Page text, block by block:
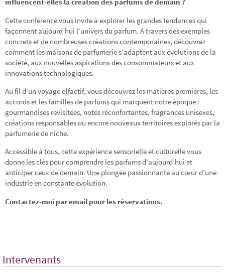
influencent-elles la création des parfums de demain ?
Cette conférence vous invite à explorer les grandes tendances qui
façonnent aujourd’hui l’univers du parfum. À travers des exemples
concrets et de nombreuses créations contemporaines, découvrez
comment les maisons de parfumerie s’adaptent aux évolutions de la
société, aux nouvelles aspirations des consommateurs et aux
innovations technologiques.
Au fil d’un voyage olfactif, vous découvrez les matières premières, les
accords et les familles de parfums qui marquent notre époque :
gourmandises revisitées, notes réconfortantes, fragrances unisexes,
créations responsables ou encore nouveaux territoires explorés par la
parfumerie de niche.
Accessible à tous, cette expérience sensorielle et culturelle vous
donne les clés pour comprendre les parfums d’aujourd’hui et
anticiper ceux de demain. Une plongée passionnante au cœur d’une
industrie en constante évolution.
Contactez-moi par email pour les réservations.
Intervenants